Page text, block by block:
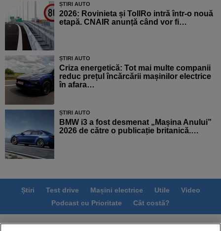
ȘTIRI AUTO
2026: Rovinieta și TollRo intră într-o nouă
etapă. CNAIR anunță când vor fi…
ȘTIRI AUTO
Criza energetică: Tot mai multe companii
reduc prețul încărcării mașinilor electrice
în afara…
ȘTIRI AUTO
BMW i3 a fost desmenat „Mașina Anului”
2026 de către o publicație britanică.…
Știri Test drive Mașini electrice Utile
Video
Podcast cu Prioritate
Cât costă?
Termeni si conditii Politica de confidentialitate